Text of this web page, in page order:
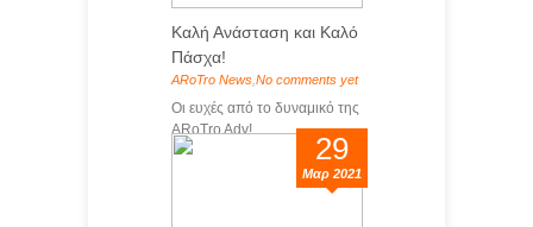
Καλή Ανάσταση και Καλό
Πάσχα!
ARoTro News No comments yet
Οι ευχές από το δυναμικό της
ARoTro Adv! ...
29
Μαρ 2021